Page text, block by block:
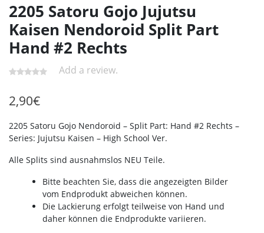
2205 Satoru Gojo Jujutsu
Kaisen Nendoroid Split Part
Hand #2 Rechts
Add a review.
2,90€
2205 Satoru Gojo Nendoroid – Split Part: Hand #2 Rechts –
Series: Jujutsu Kaisen – High School Ver.
Alle Splits sind ausnahmslos NEU Teile.
Bitte beachten Sie, dass die angezeigten Bilder
vom Endprodukt abweichen können.
Die Lackierung erfolgt teilweise von Hand und
daher können die Endprodukte variieren.